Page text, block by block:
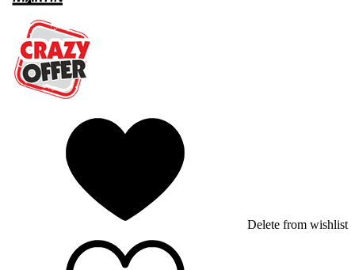
Delete from wishlist